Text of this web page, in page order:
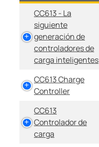
CC613 - La
siguiente
generación de
controladores de
carga inteligentes
CC613 Charge
Controller
CC613
Controlador de
carga